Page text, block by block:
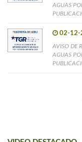
AGUAS
02-12-
AVISO DE
AGUAS